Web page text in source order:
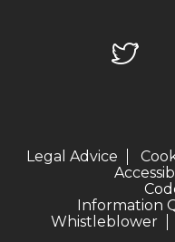
Legal Advice
Information
Whistleblower